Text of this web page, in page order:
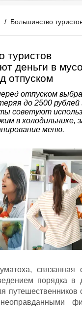
/
туристов
деньги в
отпуском
отпуском
до 2500 рублей
советуют
в холодильнике,
меню.
связанная
порядка в
путешественников